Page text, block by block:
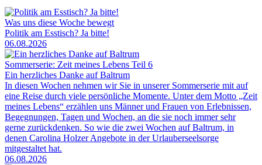
Was uns diese Woche bewegt
Politik am Esstisch? Ja bitte!
06.08.2026
Sommerserie: Zeit meines Lebens Teil 6
Ein herzliches Danke auf Baltrum
In diesen Wochen nehmen wir Sie in unserer Sommerserie mit auf
eine Reise durch viele persönliche Momente. Unter dem Motto „Zeit
meines Lebens“ erzählen uns Männer und Frauen von Erlebnissen,
Begegnungen, Tagen und Wochen, an die sie noch immer sehr
gerne zurückdenken. So wie die zwei Wochen auf Baltrum, in
denen Carolina Holzer Angebote in der Urlauberseelsorge
mitgestaltet hat.
06.08.2026